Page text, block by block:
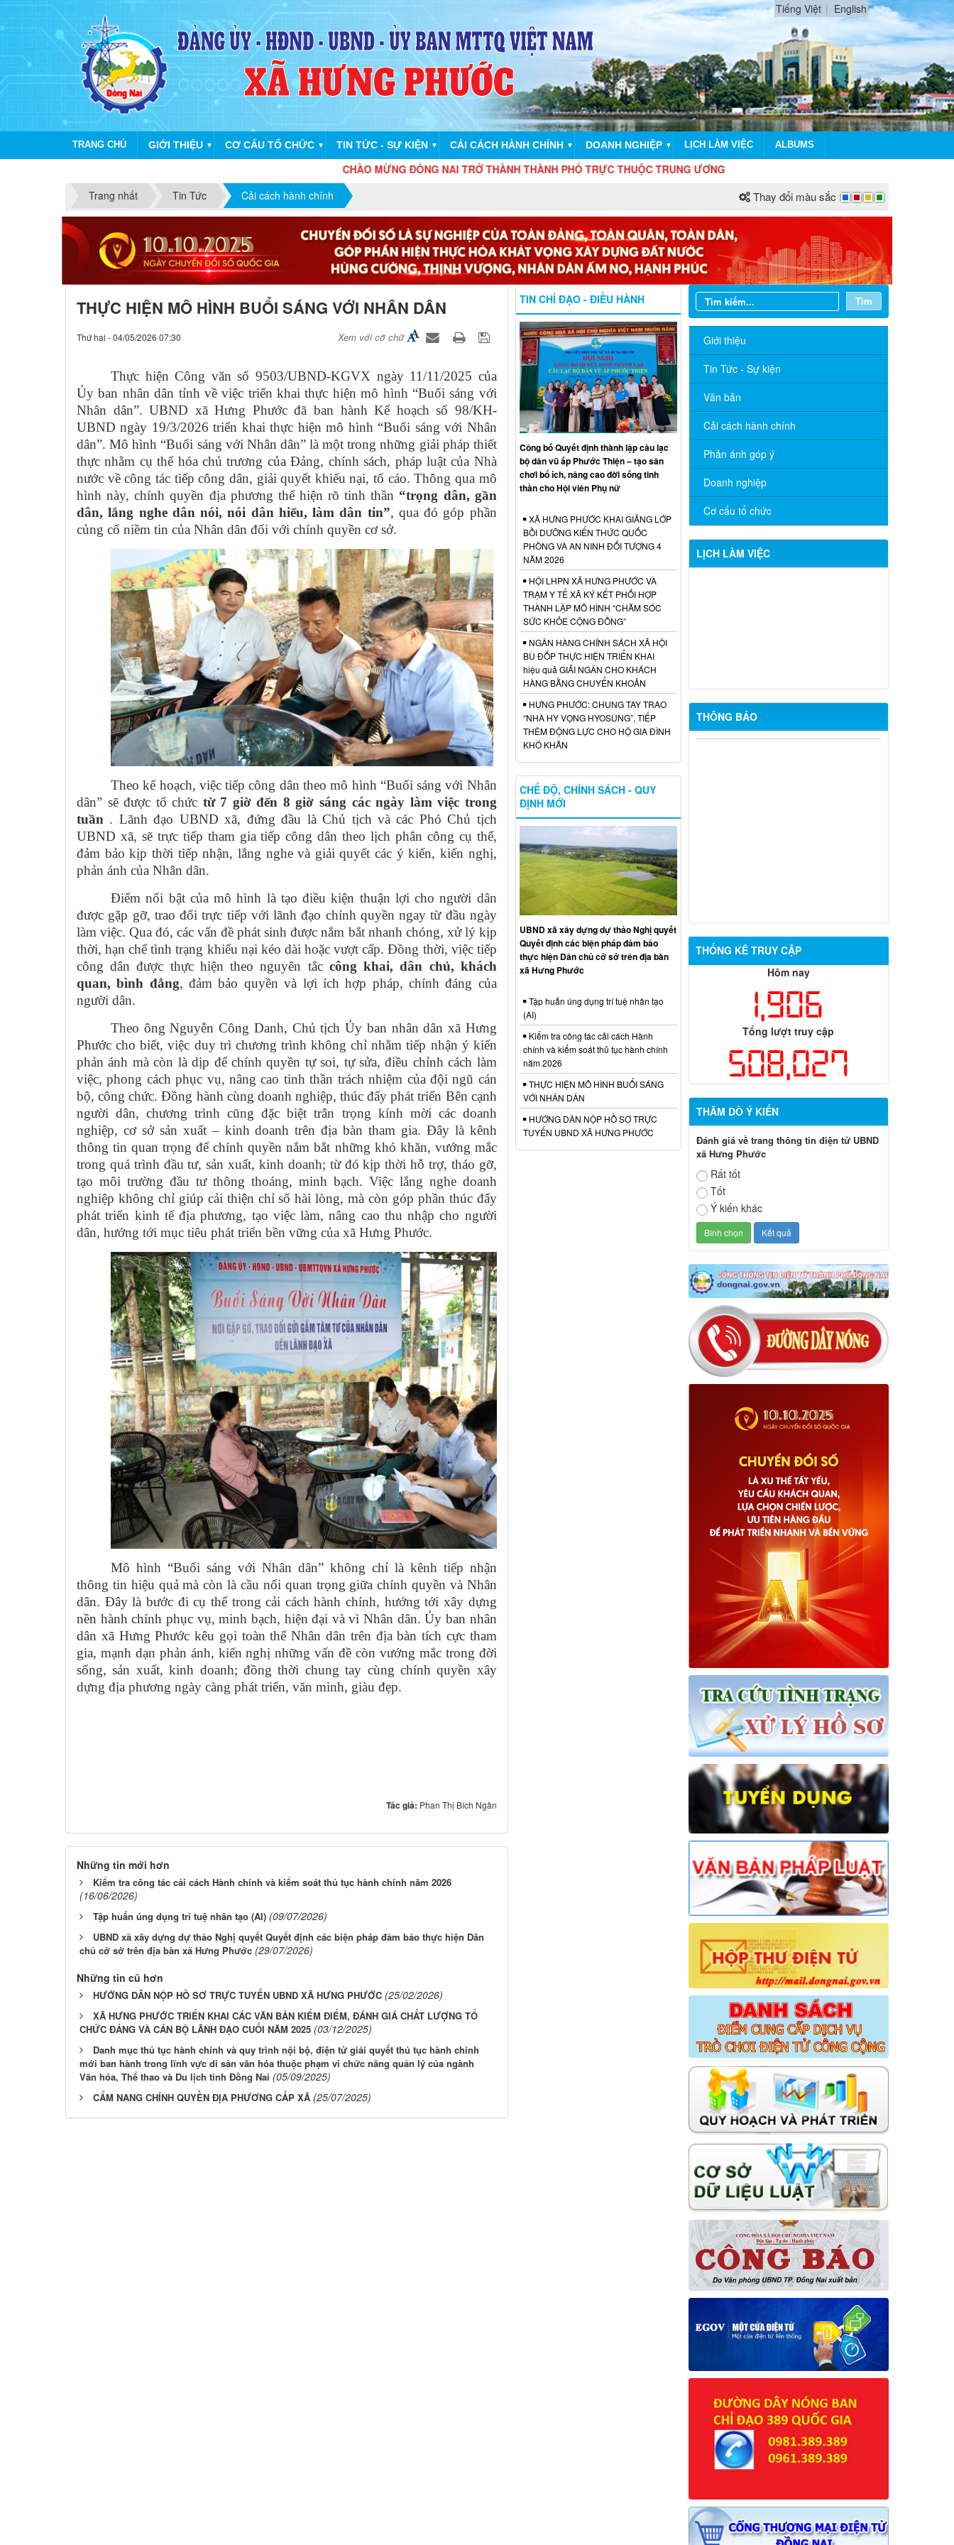
Tiếng Việt English
TRANG CHỦ GIỚI THIỆU ▼ CƠ CẤU TỔ CHỨC ▼ TIN TỨC - SỰ KIỆN ▼ CẢI CÁCH HÀNH CHÍNH ▼ DOANH NGHIỆP ▼ LỊCH LÀM VIỆC ALBUMS
CHÀO MỪNG ĐỒNG NAI TRỞ THÀNH THÀNH PHỐ TRỰC THUỘC TRUNG ƯƠNG
Trang nhất
Tin Tức Cải cách hành chính Thay đổi màu sắc
THỰC HIỆN MÔ HÌNH BUỔI SÁNG VỚI NHÂN DÂN
Thứ hai - 04/05/2026 07:30 Xem với cỡ chữ
Thực hiện Công văn số 9503/UBND-KGVX ngày 11/11/2025 của
Ủy ban nhân dân tỉnh về việc triển khai thực hiện mô hình “Buổi sáng với
Nhân dân”. UBND xã Hưng Phước đã ban hành Kế hoạch số 98/KH-
UBND ngày 19/3/2026 triển khai thực hiện mô hình “Buổi sáng với Nhân
dân”. Mô hình “Buổi sáng với Nhân dân” là một trong những giải pháp thiết
thực nhằm cụ thể hóa chủ trương của Đảng, chính sách, pháp luật của Nhà
nước về công tác tiếp công dân, giải quyết khiếu nại, tố cáo. Thông qua mô
hình này, chính quyền địa phương thể hiện rõ tinh thần “trọng dân, gần
dân, lắng nghe dân nói, nói dân hiểu, làm dân tin”, qua đó góp phần
củng cố niềm tin của Nhân dân đối với chính quyền cơ sở.
Theo kế hoạch, việc tiếp công dân theo mô hình “Buổi sáng với Nhân
dân” sẽ được tổ chức từ 7 giờ đến 8 giờ sáng các ngày làm việc trong
tuần . Lãnh đạo UBND xã, đứng đầu là Chủ tịch và các Phó Chủ tịch
UBND xã, sẽ trực tiếp tham gia tiếp công dân theo lịch phân công cụ thể,
đảm bảo kịp thời tiếp nhận, lắng nghe và giải quyết các ý kiến, kiến nghị,
phản ánh của Nhân dân.
Điểm nổi bật của mô hình là tạo điều kiện thuận lợi cho người dân
được gặp gỡ, trao đổi trực tiếp với lãnh đạo chính quyền ngay từ đầu ngày
làm việc. Qua đó, các vấn đề phát sinh được nắm bắt nhanh chóng, xử lý kịp
thời, hạn chế tình trạng khiếu nại kéo dài hoặc vượt cấp. Đồng thời, việc tiếp
công dân được thực hiện theo nguyên tắc công khai, dân chủ, khách
quan, bình đẳng, đảm bảo quyền và lợi ích hợp pháp, chính đáng của
người dân.
Theo ông Nguyễn Công Danh, Chủ tịch Ủy ban nhân dân xã Hưng
Phước cho biết, việc duy trì chương trình không chỉ nhằm tiếp nhận ý kiến
phản ánh mà còn là dịp để chính quyền tự soi, tự sửa, điều chỉnh cách làm
việc, phong cách phục vụ, nâng cao tinh thần trách nhiệm của đội ngũ cán
bộ, công chức. Đồng hành cùng doanh nghiệp, thúc đẩy phát triển Bên cạnh
người dân, chương trình cũng đặc biệt trân trọng kính mời các doanh
nghiệp, cơ sở sản xuất – kinh doanh trên địa bàn tham gia. Đây là kênh
thông tin quan trọng để chính quyền nắm bắt những khó khăn, vướng mắc
trong quá trình đầu tư, sản xuất, kinh doanh; từ đó kịp thời hỗ trợ, tháo gỡ,
tạo môi trường đầu tư thông thoáng, minh bạch. Việc lắng nghe doanh
nghiệp không chỉ giúp cải thiện chỉ số hài lòng, mà còn góp phần thúc đẩy
phát triển kinh tế địa phương, tạo việc làm, nâng cao thu nhập cho người
dân, hướng tới mục tiêu phát triển bền vững của xã Hưng Phước.
Mô hình “Buổi sáng với Nhân dân” không chỉ là kênh tiếp nhận
thông tin hiệu quả mà còn là cầu nối quan trọng giữa chính quyền và Nhân
dân. Đây là bước đi cụ thể trong cải cách hành chính, hướng tới xây dựng
nền hành chính phục vụ, minh bạch, hiện đại và vì Nhân dân. Ủy ban nhân
dân xã Hưng Phước kêu gọi toàn thể Nhân dân trên địa bàn tích cực tham
gia, mạnh dạn phản ánh, kiến nghị những vấn đề còn vướng mắc trong đời
sống, sản xuất, kinh doanh; đồng thời chung tay cùng chính quyền xây
dựng địa phương ngày càng phát triển, văn minh, giàu đẹp.
Tác giả: Phan Thị Bích Ngân
Những tin mới hơn
Kiểm tra công tác cải cách Hành chính và kiểm soát thủ tục hành chính năm 2026
(16/06/2026)
Tập huấn úng dụng trí tuệ nhân tạo (AI) (09/07/2026)
UBND xã xây dựng dự thảo Nghị quyết Quyết định các biện pháp đảm bảo thực hiện Dân
chủ cở sở trên địa bàn xã Hưng Phước (29/07/2026)
Những tin cũ hơn
HƯỚNG DÂN NỘP HỒ SƠ TRỰC TUYẾN UBND XÃ HƯNG PHƯỚC (25/02/2026)
XÃ HƯNG PHƯỚC TRIỂN KHAI CÁC VĂN BẢN KIỂM ĐIỂM, ĐÁNH GIÁ CHẤT LƯỢNG TỔ
CHỨC ĐẢNG VÀ CÁN BỘ LÃNH ĐẠO CUỐI NĂM 2025 (03/12/2025)
Danh mục thủ tục hành chính và quy trình nội bộ, điện tử giải quyết thủ tục hành chính
mới ban hành trong lĩnh vực di sản văn hóa thuộc phạm vi chức năng quản lý của ngành
Văn hóa, Thể thao và Du lịch tỉnh Đồng Nai (05/09/2025)
CẨM NANG CHÍNH QUYỀN ĐỊA PHƯƠNG CẤP XÃ (25/07/2025)
Tìm
Giới thiệu
Tin Tức - Sự kiện
Văn bản
Cải cách hành chính
Phản ánh góp ý
Doanh nghiệp
Cơ cấu tổ chức
LỊCH LÀM VIỆC
THÔNG BÁO
Thông báo V/v nộp giấy xác nhận
THỐNG KÊ TRUY CẬP
Hôm nay
1,906
Tổng lượt truy cập
508,027
THĂM DÒ Ý KIẾN
Đánh giá về trang thông tin điện tử UBND
xã Hưng Phước
Rất tốt
Tốt
Ý kiến khác
TIN CHỈ ĐẠO - ĐIỀU HÀNH
Công bố Quyết định thành lập câu lạc
bộ dân vũ ấp Phước Thiện – tạo sân
chơi bổ ích, nâng cao đời sống tinh
thần cho Hội viên Phụ nữ
XÃ HƯNG PHƯỚC KHAI GIẢNG LỚP
BỒI DƯỠNG KIẾN THỨC QUỐC
PHÒNG VÀ AN NINH ĐỐI TƯỢNG 4
NĂM 2026
HỘI LHPN XÃ HƯNG PHƯỚC VÀ
TRẠM Y TẾ XÃ KÝ KẾT PHỐI HỢP
THÀNH LẬP MÔ HÌNH “CHĂM SÓC
SỨC KHỎE CỘNG ĐỒNG”
NGÂN HÀNG CHÍNH SÁCH XÃ HỘI
BÙ ĐỐP THỰC HIỆN TRIỂN KHAI
hiệu quả GIẢI NGÂN CHO KHÁCH
HÀNG BẰNG CHUYỂN KHOẢN
HƯNG PHƯỚC: CHUNG TAY TRAO
“NHÀ HY VỌNG HYOSUNG”, TIẾP
THÊM ĐỘNG LỰC CHO HỘ GIA ĐÌNH
KHÓ KHĂN
CHẾ ĐỘ, CHÍNH SÁCH - QUY
ĐỊNH MỚI
UBND xã xây dựng dự thảo Nghị quyết
Quyết định các biện pháp đảm bảo
thực hiện Dân chủ cở sở trên địa bàn
xã Hưng Phước
Tập huấn úng dụng trí tuệ nhân tạo
(AI)
Kiểm tra công tác cải cách Hành
chính và kiểm soát thủ tục hành chính
năm 2026
THỰC HIỆN MÔ HÌNH BUỔI SÁNG
VỚI NHÂN DÂN
HƯỚNG DÂN NỘP HỒ SƠ TRỰC
TUYẾN UBND XÃ HƯNG PHƯỚC